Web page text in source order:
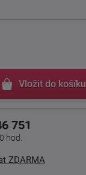
Vložit do košíku
751
hod.
ZDARMA